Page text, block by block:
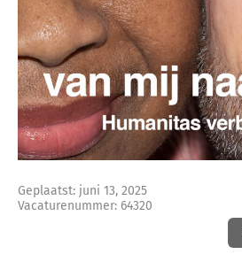
Geplaatst: juni 13, 2025
Vacaturenummer: 64320